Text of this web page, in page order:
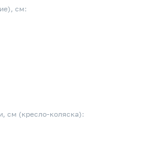
см:
см (кресло-коляска):